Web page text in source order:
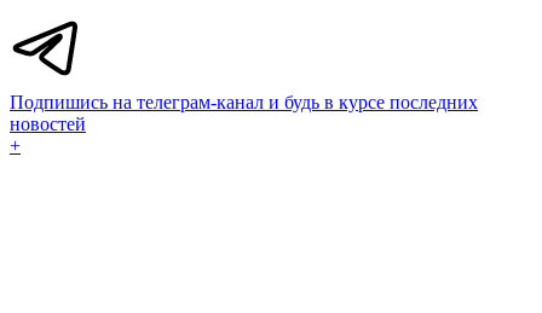
Подпишись на телеграм-канал и будь в курсе последних
новостей
+